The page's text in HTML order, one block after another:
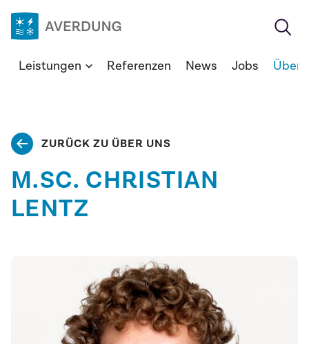
Zum
Inhalt
Ingenieure
GmbH
Leistungen Referenzen News Jobs Über
ZURÜCK ZU ÜBER UNS
M.SC. CHRISTIAN
LENTZ